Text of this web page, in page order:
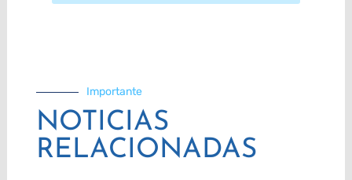
Importante
NOTICIAS
RELACIONADAS